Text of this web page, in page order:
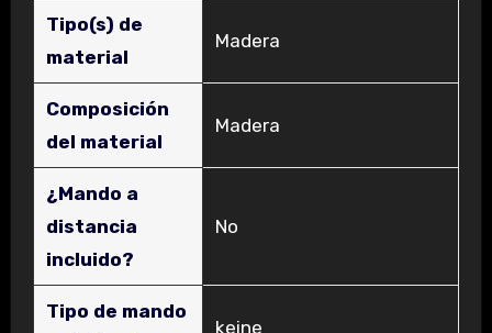
Tipo(s) de
material
‎Madera
Composición
del material
‎Madera
¿Mando a
distancia
incluido?
‎No
Tipo de mando
‎keine